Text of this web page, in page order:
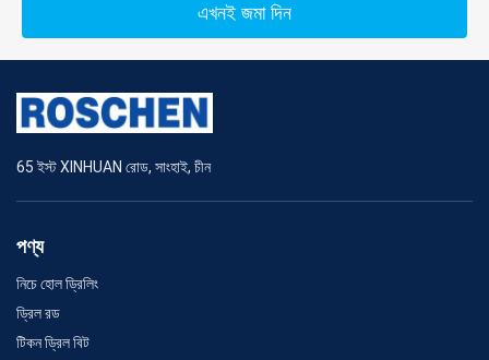
এখনই জমা দিন
65 ইস্ট XINHUAN রোড, সাংহাই, চীন
পণ্য
নিচে হোল ড্রিলিং
ড্রিল রড
টিকন ড্রিল বিট